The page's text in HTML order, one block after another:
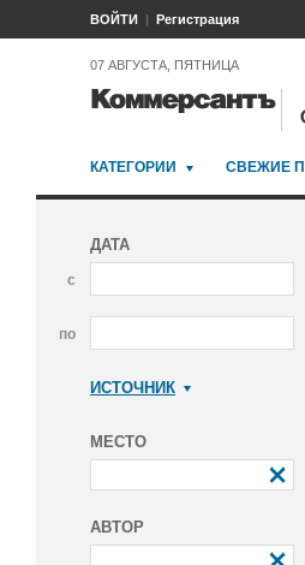
ВОЙТИ Регистрация
07 АВГУСТА, ПЯТНИЦА
КАТЕГОРИИ СВЕЖИЕ
ДАТА
с
по
ИСТОЧНИК
МЕСТО
АВТОР